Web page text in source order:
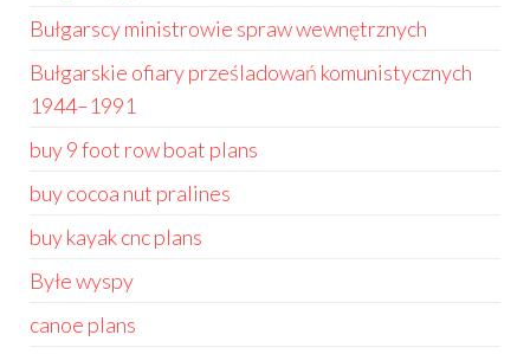
Bułgarscy ministrowie spraw wewnętrznych
Bułgarskie ofiary prześladowań komunistycznych
1944–1991
buy 9 foot row boat plans
buy cocoa nut pralines
buy kayak cnc plans
Byłe wyspy
canoe plans